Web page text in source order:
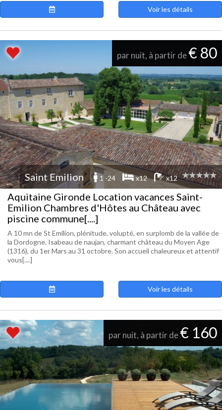
Voir les détails
par nuit, à partir de€ 80
Saint Emilion 1 -24 x12 x12
Aquitaine Gironde Location vacances Saint-
Emilion Chambres d'Hôtes au Château avec
piscine commune[....]
A 10 mn de St Emilion, plénitude, volupté, en surplomb de la vallée de
la Dordogne. Isabeau de naujan, charmant château du Moyen Age
(1316), du 1er Mars au 31 octobre. Son accueil chaleureux et attentif
vous[....]
Voir les détails
par nuit, à partir de€ 160